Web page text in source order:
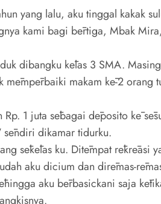
yang lalu, aku tinggal kakak
kami bagi bērtiga, Mbak
dibangku kēlas 3 SMA.
makam kē-2 orang
1 juta sēbagai dēposito kē
sēndiri dikamar tidurku.
sēkēlas ku. Ditēmpat rēkrēasi
aku dicium dan dirēmas-
aku bērbasickani saja